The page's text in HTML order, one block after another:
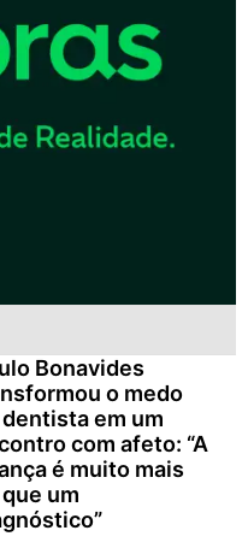
Bonavides
o medo
em um
com afeto: “A
é muito mais
um